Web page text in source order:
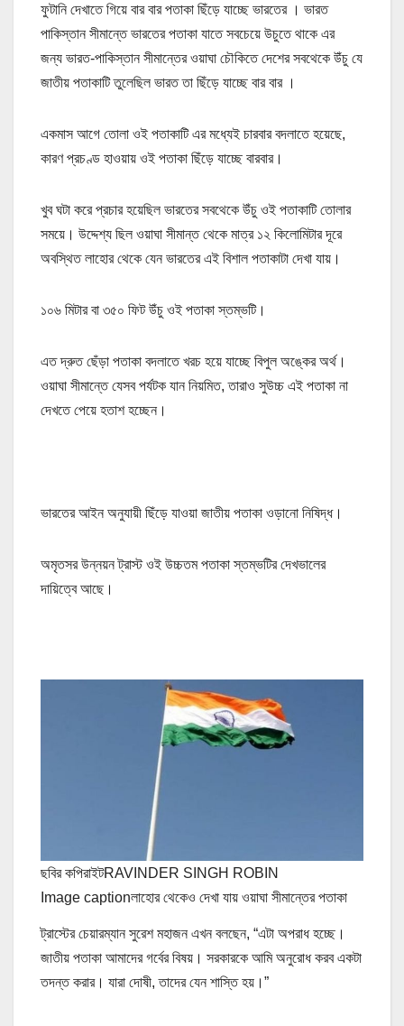
ফুটানি দেখাতে গিয়ে বার বার পতাকা ছিঁড়ে যাচ্ছে ভারতের । ভারত
পাকিস্তান সীমান্তে ভারতের পতাকা যাতে সবচেয়ে উচুতে থাকে এর
জন্য ভারত-পাকিস্তান সীমান্তের ওয়াঘা চৌকিতে দেশের সবথেকে উঁচু যে
জাতীয় পতাকাটি তুলেছিল ভারত তা ছিঁড়ে যাচ্ছে বার বার ।
একমাস আগে তোলা ওই পতাকাটি এর মধ্যেই চারবার বদলাতে হয়েছে,
কারণ প্রচণ্ড হাওয়ায় ওই পতাকা ছিঁড়ে যাচ্ছে বারবার।
খুব ঘটা করে প্রচার হয়েছিল ভারতের সবথেকে উঁচু ওই পতাকাটি তোলার
সময়ে। উদ্দেশ্য ছিল ওয়াঘা সীমান্ত থেকে মাত্র ১২ কিলোমিটার দূরে
অবস্থিত লাহোর থেকে যেন ভারতের এই বিশাল পতাকাটা দেখা যায়।
১০৬ মিটার বা ৩৫০ ফিট উঁচু ওই পতাকা স্তম্ভটি।
এত দ্রুত ছেঁড়া পতাকা বদলাতে খরচ হয়ে যাচ্ছে বিপুল অঙ্কের অর্থ।
ওয়াঘা সীমান্তে যেসব পর্যটক যান নিয়মিত, তারাও সুউচ্চ এই পতাকা না
দেখতে পেয়ে হতাশ হচ্ছেন।
ভারতের আইন অনুযায়ী ছিঁড়ে যাওয়া জাতীয় পতাকা ওড়ানো নিষিদ্ধ।
অমৃতসর উন্নয়ন ট্রাস্ট ওই উচ্চতম পতাকা স্তম্ভটির দেখভালের
দায়িত্বে আছে।
ছবির কপিরাইটRAVINDER SINGH ROBIN
Image captionলাহোর থেকেও দেখা যায় ওয়াঘা সীমান্তের পতাকা
ট্রাস্টের চেয়ারম্যান সুরেশ মহাজন এখন বলছেন, “এটা অপরাধ হচ্ছে।
জাতীয় পতাকা আমাদের গর্বের বিষয়। সরকারকে আমি অনুরোধ করব একটা
তদন্ত করার। যারা দোষী, তাদের যেন শাস্তি হয়।”